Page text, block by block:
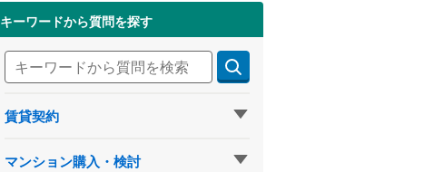
キーワードから質問を探す
賃貸契約
マンション購入・検討